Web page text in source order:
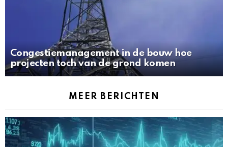
Congestiemanagement in de bouw hoe
projecten toch van de grond komen
MEER BERICHTEN